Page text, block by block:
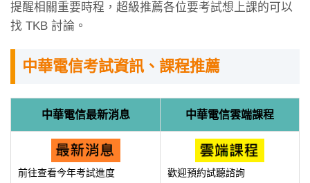
提醒相關重要時程，超級推薦各位要考試想上課的可以
找 TKB 討論。
中華電信考試資訊、課程推薦
中華電信最新消息 中華電信雲端課程
前往查看今年考試進度 歡迎預約試聽諮詢